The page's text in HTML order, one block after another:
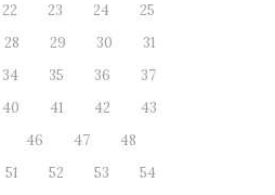
22 23 24
25
28 29 30
31
34 35 36
37
40 41 42
43
46 47
48
51 52 53
54